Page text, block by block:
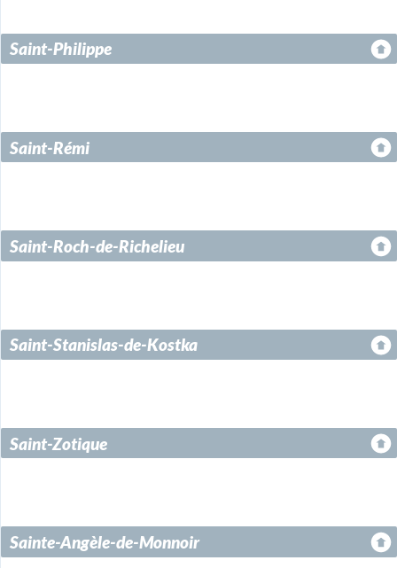
Saint-Philippe
Saint-Rémi
Saint-Roch-de-Richelieu
Saint-Stanislas-de-Kostka
Saint-Zotique
Sainte-Angèle-de-Monnoir